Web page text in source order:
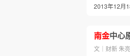
2013年12月
南金中心
文｜财新 朱